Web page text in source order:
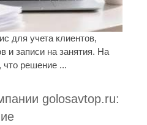
для учета клиентов,
и записи на занятия. На
что решение ...
golosavtop.ru: